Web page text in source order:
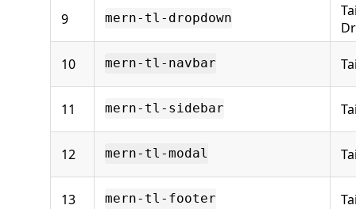
9 mern-tl-dropdown
10 mern-tl-navbar
11 mern-tl-sidebar
12 mern-tl-modal
13 mern-tl-footer